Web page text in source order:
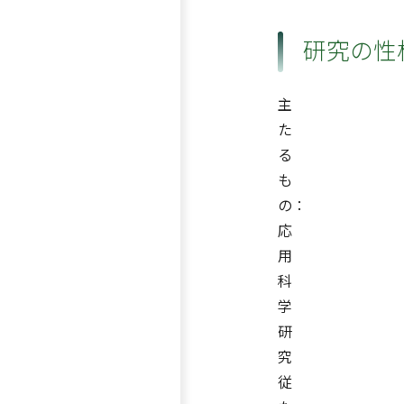
研究の性
主
た
る
も
の：
応
用
科
学
研
究
従